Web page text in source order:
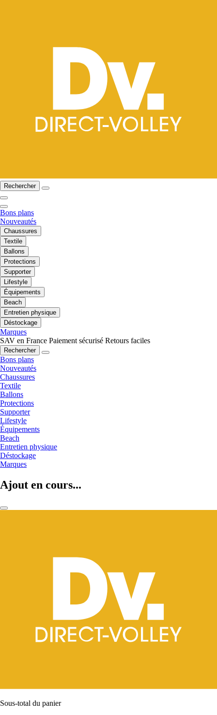
Rechercher
Bons plans
Nouveautés
Chaussures
Textile
Ballons
Protections
Supporter
Lifestyle
Équipements
Beach
Entretien physique
Déstockage
Marques
SAV en France Paiement sécurisé Retours faciles
Rechercher
Bons plans
Nouveautés
Chaussures
Textile
Ballons
Protections
Supporter
Lifestyle
Équipements
Beach
Entretien physique
Déstockage
Marques
Ajout en cours...
Sous-total du panier